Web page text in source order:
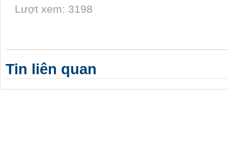
Lượt xem: 3198
Tin liên quan